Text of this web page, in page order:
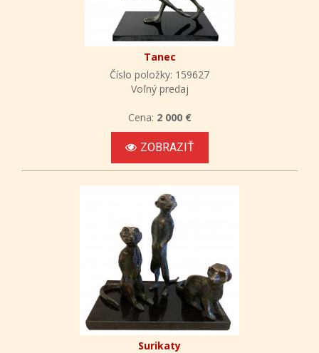
Tanec
Číslo položky: 159627
Voľný predaj
Cena: 2 000 €
ZOBRAZIŤ
Surikaty